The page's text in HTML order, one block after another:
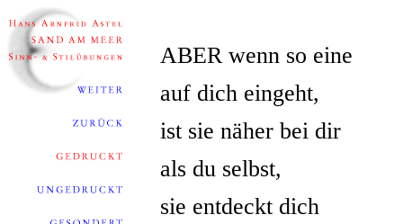
ABER wenn so eine
auf dich eingeht,
ist sie näher bei dir
als du selbst,
sie entdeckt dich